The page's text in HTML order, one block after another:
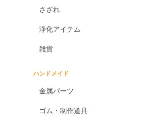
さざれ
浄化アイテム
雑貨
ハンドメイド
金属パーツ
ゴム・制作道具